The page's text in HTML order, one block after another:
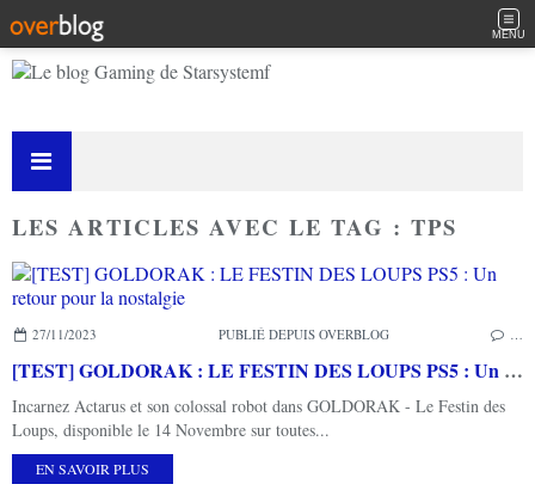
MENU
LES ARTICLES AVEC LE TAG : TPS
27/11/2023 PUBLIÉ DEPUIS OVERBLOG
[TEST] GOLDORAK : LE FESTIN DES LOUPS PS5 : Un retour pour la nostalgie
Incarnez Actarus et son colossal robot dans GOLDORAK - Le Festin des
Loups, disponible le 14 Novembre sur toutes...
EN SAVOIR PLUS